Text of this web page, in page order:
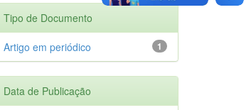
Tipo de Documento
1
Artigo em periódico
Data de Publicação